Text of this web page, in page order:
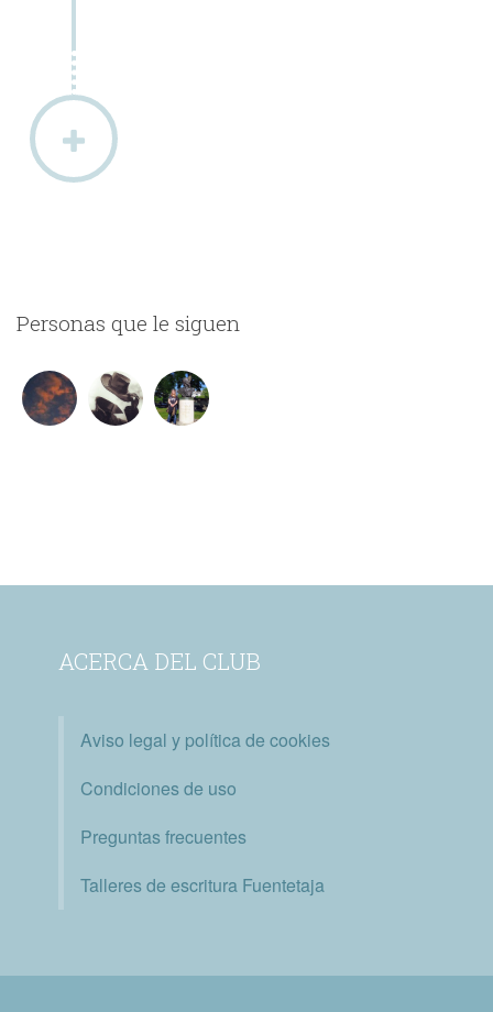
Personas que le siguen
ACERCA DEL CLUB
Aviso legal y política de cookies
Condiciones de uso
Preguntas frecuentes
Talleres de escritura Fuentetaja